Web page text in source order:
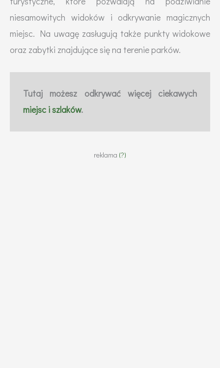
niesamowitych widoków i odkrywanie magicznych
miejsc. Na uwagę zasługują także punkty widokowe
oraz zabytki znajdujące się na terenie parków.
Tutaj możesz odkrywać więcej ciekawych
miejsc i szlaków.
reklama (?)